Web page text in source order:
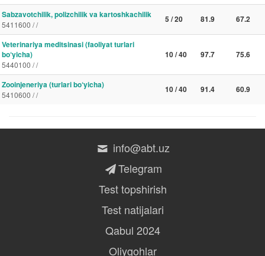
Sabzavotchilik, polizchilik va kartoshkachilik
5411600 / /
5 / 20 81.9 67.2
Veterinariya meditsinasi (faoliyat turlari
bo‘yicha)
5440100 / /
10 / 40 97.7 75.6
Zooinjeneriya (turlari bo‘yicha)
5410600 / /
10 / 40 91.4 60.9
info@abt.uz
Telegram
Test topshirish
Test natijalari
Qabul 2024
Oliygohlar